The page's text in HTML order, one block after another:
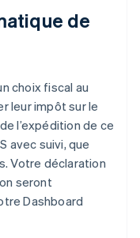
de
choix fiscal au
leur impôt sur le
l’expédition de ce
avec suivi, que
Votre déclaration
seront
Dashboard